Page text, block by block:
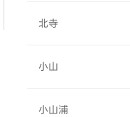
北寺
小山
小山浦